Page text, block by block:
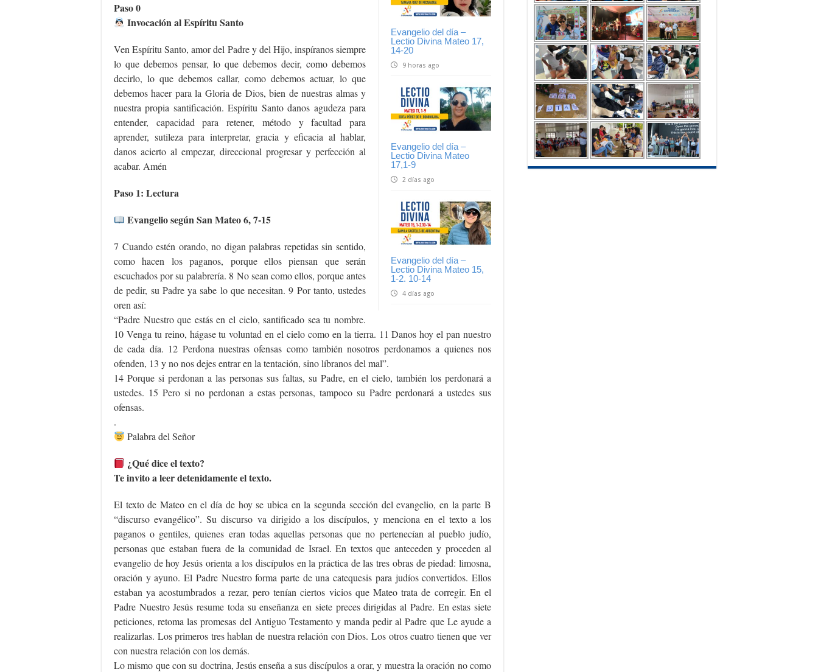
Evangelio del día –
Lectio Divina Mateo 17,
14-20
9 horas ago
Evangelio del día –
Lectio Divina Mateo
17,1-9
2 días ago
Evangelio del día –
Lectio Divina Mateo 15,
1-2. 10-14
4 días ago
Paso 0
Invocación al Espíritu Santo
Ven Espíritu Santo, amor del Padre y del Hijo, inspíranos siempre
lo que debemos pensar, lo que debemos decir, como debemos
decirlo, lo que debemos callar, como debemos actuar, lo que
debemos hacer para la Gloria de Dios, bien de nuestras almas y
nuestra propia santificación. Espíritu Santo danos agudeza para
entender, capacidad para retener, método y facultad para
aprender, sutileza para interpretar, gracia y eficacia al hablar,
danos acierto al empezar, direccional progresar y perfección al
acabar. Amén
Paso 1: Lectura
Evangelio según San Mateo 6, 7-15
7 Cuando estén orando, no digan palabras repetidas sin sentido,
como hacen los paganos, porque ellos piensan que serán
escuchados por su palabrería. 8 No sean como ellos, porque antes
de pedir, su Padre ya sabe lo que necesitan. 9 Por tanto, ustedes
oren así:
“Padre Nuestro que estás en el cielo, santificado sea tu nombre.
10 Venga tu reino, hágase tu voluntad en el cielo como en la tierra. 11 Danos hoy el pan nuestro
de cada día. 12 Perdona nuestras ofensas como también nosotros perdonamos a quienes nos
ofenden, 13 y no nos dejes entrar en la tentación, sino líbranos del mal”.
14 Porque si perdonan a las personas sus faltas, su Padre, en el cielo, también los perdonará a
ustedes. 15 Pero si no perdonan a estas personas, tampoco su Padre perdonará a ustedes sus
ofensas.
.
Palabra del Señor
¿Qué dice el texto?
Te invito a leer detenidamente el texto.
El texto de Mateo en el día de hoy se ubica en la segunda sección del evangelio, en la parte B
“discurso evangélico”. Su discurso va dirigido a los discípulos, y menciona en el texto a los
paganos o gentiles, quienes eran todas aquellas personas que no pertenecían al pueblo judío,
personas que estaban fuera de la comunidad de Israel. En textos que anteceden y proceden al
evangelio de hoy Jesús orienta a los discípulos en la práctica de las tres obras de piedad: limosna,
oración y ayuno. El Padre Nuestro forma parte de una catequesis para judíos convertidos. Ellos
estaban ya acostumbrados a rezar, pero tenían ciertos vicios que Mateo trata de corregir. En el
Padre Nuestro Jesús resume toda su enseñanza en siete preces dirigidas al Padre. En estas siete
peticiones, retoma las promesas del Antiguo Testamento y manda pedir al Padre que Le ayude a
realizarlas. Los primeros tres hablan de nuestra relación con Dios. Los otros cuatro tienen que ver
con nuestra relación con los demás.
Lo mismo que con su doctrina, Jesús enseña a sus discípulos a orar, y muestra la oración no como